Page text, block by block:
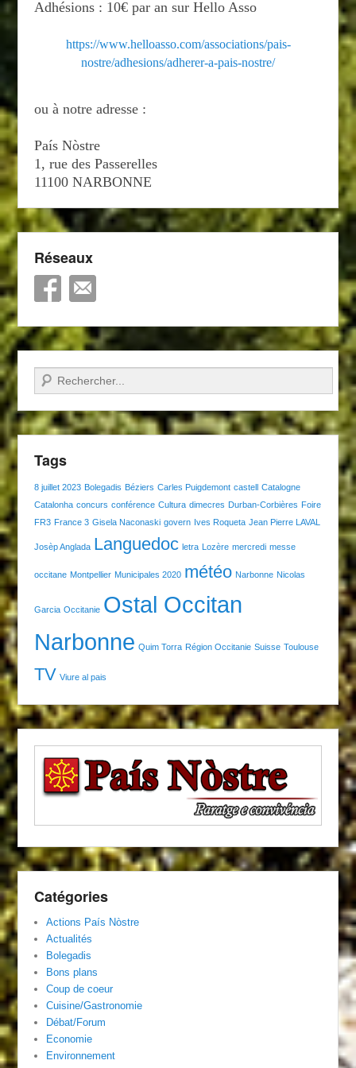
Adhésions : 10€ par an sur Hello Asso
https://www.helloasso.com/associations/pais-
nostre/adhesions/adherer-a-pais-nostre/
ou à notre adresse :
País Nòstre
1, rue des Passerelles
11100 NARBONNE
Réseaux
Recherche
Tags
8 juillet 2023 Bolegadis Béziers Carles Puigdemont castell Catalogne
Catalonha concurs conférence Cultura dimecres Durban-Corbières Foire
FR3 France 3 Gisela Naconaski govern Ives Roqueta Jean Pierre LAVAL
Josèp Anglada Languedoc letra Lozère mercredi messe
occitane Montpellier Municipales 2020 météo Narbonne Nicolas
Garcia Occitanie Ostal Occitan
Narbonne Quim Torra Région Occitanie Suisse Toulouse
TV Viure al pais
Catégories
Actions País Nòstre
Actualités
Bolegadis
Bons plans
Coup de coeur
Cuisine/Gastronomie
Débat/Forum
Economie
Environnement